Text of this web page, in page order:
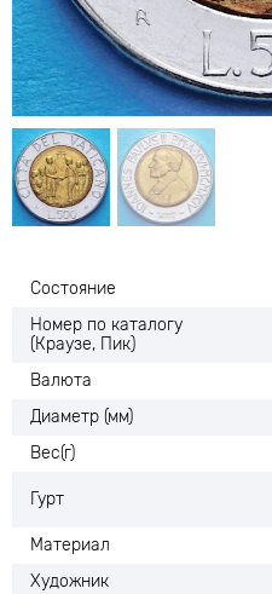
Состояние
Номер по каталогу
(Краузе, Пик)
Валюта
Диаметр (мм)
Вес(г)
Гурт
Материал
Художник